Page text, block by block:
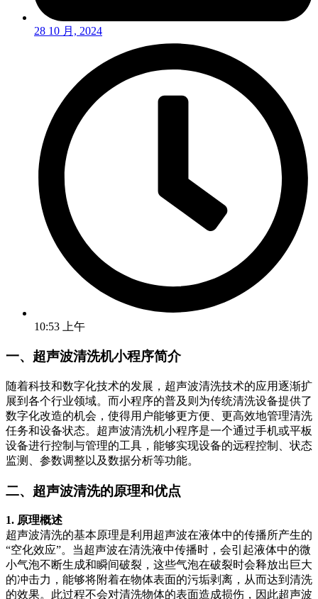
28 10 月, 2024
10:53 上午
一、超声波清洗机小程序简介
随着科技和数字化技术的发展，超声波清洗技术的应用逐渐扩
展到各个行业领域。而小程序的普及则为传统清洗设备提供了
数字化改造的机会，使得用户能够更方便、更高效地管理清洗
任务和设备状态。超声波清洗机小程序是一个通过手机或平板
设备进行控制与管理的工具，能够实现设备的远程控制、状态
监测、参数调整以及数据分析等功能。
二、超声波清洗的原理和优点
1. 原理概述
超声波清洗的基本原理是利用超声波在液体中的传播所产生的
“空化效应”。当超声波在清洗液中传播时，会引起液体中的微
小气泡不断生成和瞬间破裂，这些气泡在破裂时会释放出巨大
的冲击力，能够将附着在物体表面的污垢剥离，从而达到清洗
的效果。此过程不会对清洗物体的表面造成损伤，因此超声波